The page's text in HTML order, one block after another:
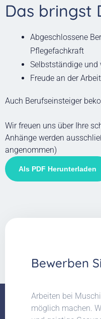
Das bringst
Abgeschlossene
Pflegefachkraft
Selbstständige
Freude an der
Auch Berufseinsteiger
Wir freuen uns über Ihre
Anhänge werden
angenommen)
Als PDF Herunterladen
Bewerben
Arbeiten bei
möglich machen.